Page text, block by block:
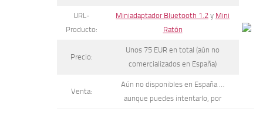
URL-
Producto:
Miniadaptador Bluetooth 1.2 y Mini
Ratón
Precio:
Unos 75 EUR en total (aún no
comercializados en España)
Venta:
Aún no disponibles en España …
aunque puedes intentarlo, por